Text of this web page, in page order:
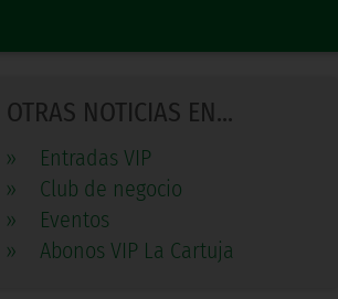
OTRAS NOTICIAS EN...
»
Entradas VIP
»
Club de negocio
»
Eventos
»
Abonos VIP La Cartuja